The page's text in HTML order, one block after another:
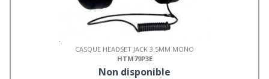
CASQUE HEADSET JACK 3.5MM MONO
HTM79P3E
Non disponible